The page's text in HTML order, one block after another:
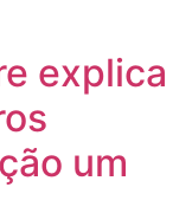
explica
um